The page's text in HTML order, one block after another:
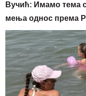
Вучић: Имамо тема
мења однос према